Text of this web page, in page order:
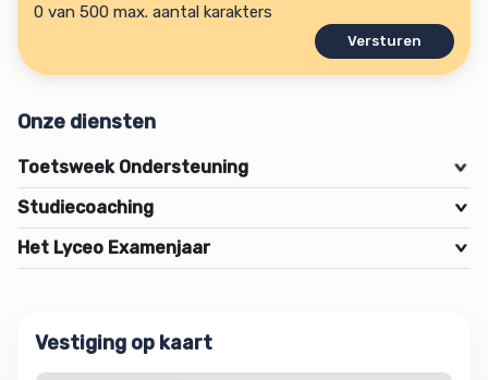
0 van 500 max. aantal karakters
Onze diensten
Toetsweek Ondersteuning >
Studiecoaching >
Het Lyceo Examenjaar >
Vestiging op kaart